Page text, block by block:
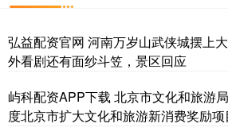
弘益配资官网 河南万岁山武侠城摆上
外看剧还有面纱斗笠，景区回应
屿科配资APP下载 北京市文化和旅游
度北京市扩大文化和旅游新消费奖励